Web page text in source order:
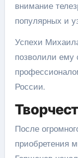
внимание
популярных и
Успехи
позволили ему
России.
После
приобретения